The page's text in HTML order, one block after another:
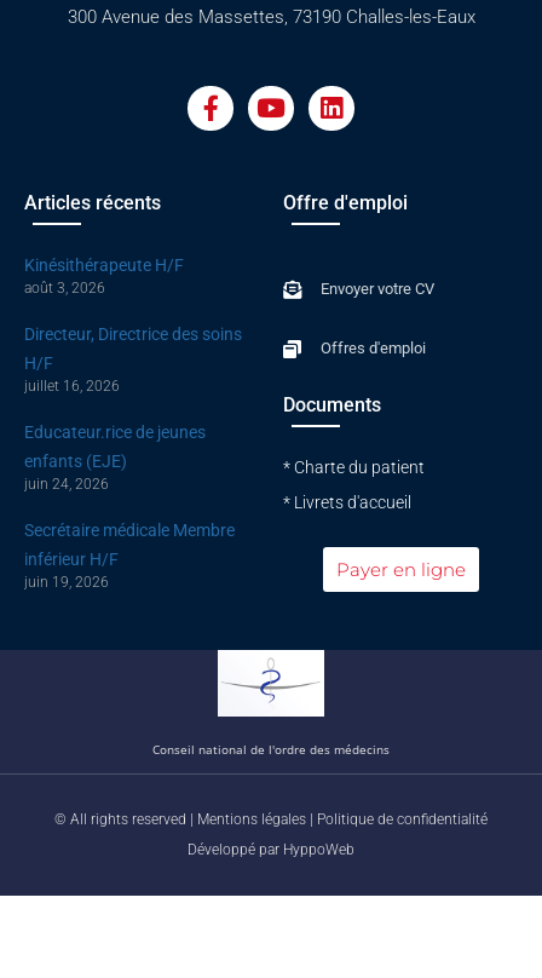
300 Avenue des Massettes, 73190 Challes-les-Eaux
a
c
o
u
b
i
n
d
i
Articles récents
Kinésithérapeute H/F
août 3, 2026
Directeur, Directrice des soins
H/F
juillet 16, 2026
Educateur.rice de jeunes
enfants (EJE)
juin 24, 2026
Secrétaire médicale Membre
inférieur H/F
juin 19, 2026
Offre d'emploi
Envoyer votre CV
Offres d'emploi
Documents
* Charte du patient
* Livrets d'accueil
Payer en ligne
Conseil national de l'ordre des médecins
© All rights reserved | Mentions légales
Politique de confidentialité
Développé par HyppoWeb